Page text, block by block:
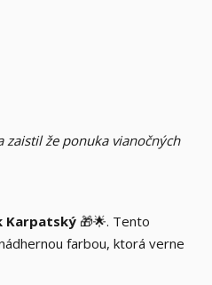
zaistil že ponuka vianočných
Karpatský 🎁🌟. Tento
farbou, ktorá verne